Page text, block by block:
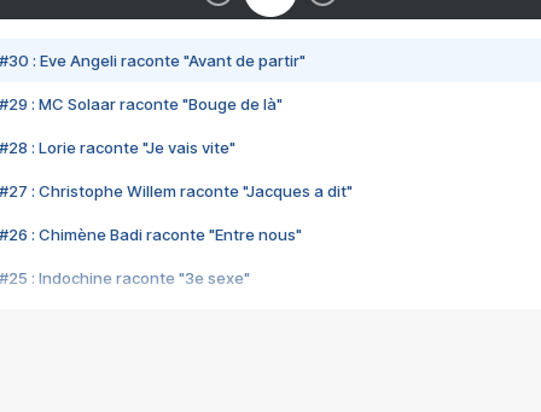
#30 : Eve Angeli raconte "Avant de partir"
#29 : MC Solaar raconte "Bouge de là"
#28 : Lorie raconte "Je vais vite"
#27 : Christophe Willem raconte "Jacques a dit"
#26 : Chimène Badi raconte "Entre nous"
#25 : Indochine raconte "3e sexe"